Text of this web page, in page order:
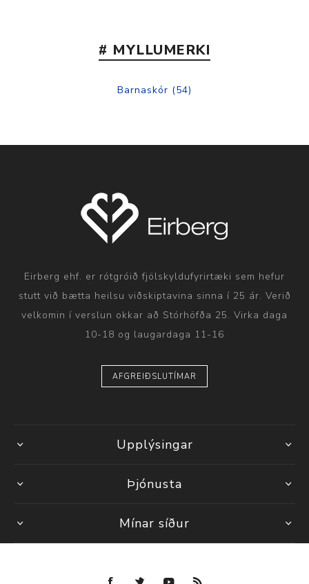
# MYLLUMERKI
Barnaskór (54)
Eirberg ehf. er rótgróið fjölskyldufyrirtæki sem hefur
stutt við bætta heilsu viðskiptavina sinna í 25 ár. Verið
velkomin í verslun okkar að Stórhöfða 25. Virka daga
10-18 og laugardaga 11-16
AFGREIÐSLUTÍMAR
Upplýsingar
Þjónusta
Mínar síður